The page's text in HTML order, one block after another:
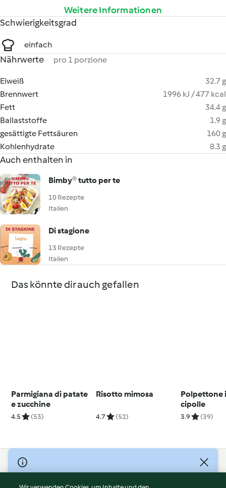
Weitere Informationen
Schwierigkeitsgrad
einfach
Nährwerte pro 1 porzione
Eiweiß
32.7 g
Brennwert
1996 kJ / 477 kcal
Fett
34.4 g
Ballaststoffe
1.9 g
gesättigte Fettsäuren
160 g
Kohlenhydrate
8.3 g
Auch enthalten in
Bimby® tutto per te
10 Rezepte
Italien
Di stagione
13 Rezepte
Italien
Das könnte dir auch gefallen
Parmigiana di patate
e zucchine
4.5 (53)
Risotto mimosa
4.7 (52)
Polpettone
cipolle
3.9 (39)
© Copyright 2026
Nutzungsbedingungen